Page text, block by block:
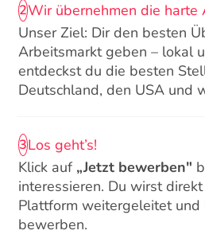
2Wir übernehmen die harte
Unser Ziel: Dir den besten
Arbeitsmarkt geben – lokal
entdeckst du die besten
Deutschland, den USA und
3Los geht’s!
Klick auf „Jetzt bewerben"
interessieren. Du wirst
Plattform weitergeleitet und
bewerben.